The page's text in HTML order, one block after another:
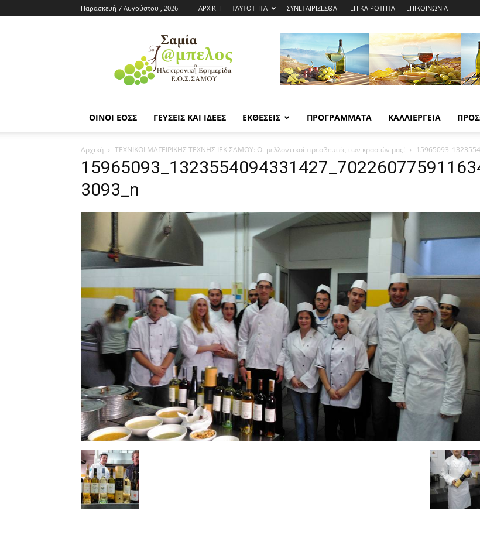
Παρασκευή 7 Αυγούστου , 2026 ΑΡΧΙΚΗ ΤΑΥΤΟΤΗΤΑ ΣΥΝΕΤΑΙΡΙΖΕΣΘΑΙ ΕΠΙΚΑΙΡΟΤΗΤΑ ΕΠΙΚΟΙΝΩΝΙΑ
Εφημερίδα
ΕΟΣΣ
|
Σαμία
ΟΙΝΟΙ ΕΟΣΣ ΓΕΥΣΕΙΣ ΚΑΙ ΙΔΕΕΣ ΕΚΘΕΣΕΙΣ ΠΡΟΓΡΑΜΜΑΤΑ ΚΑΛΛΙΕΡΓΕΙΑ
Αρχική ΤΕΧΝΙΚΟΙ ΜΑΓΕΙΡΙΚΗΣ ΤΕΧΝΗΣ ΙΕΚ ΣΑΜΟΥ: Οι μελλοντικοί πρεσβευτές των κρασιών μας!
3093_n